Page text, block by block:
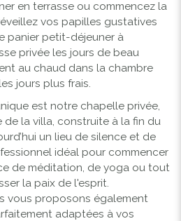
en terrasse ou commencez la
vos papilles gustatives
panier petit-déjeuner à
privée les jours de beau
au chaud dans la chambre
jours plus frais.
est notre chapelle privée,
de la villa, construite à la fin du
un lieu de silence et de
idéal pour commencer
de méditation, de yoga ou tout
la paix de l'esprit.
vous proposons également
adaptées à vos